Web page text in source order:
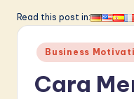
li
A
Read this post in:
Posted
in
Business
Cara